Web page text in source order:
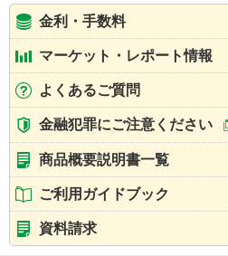
金利・手数料
マーケット・レポート情報
よくあるご質問
金融犯罪にご注意ください
商品概要説明書一覧
ご利用ガイドブック
資料請求